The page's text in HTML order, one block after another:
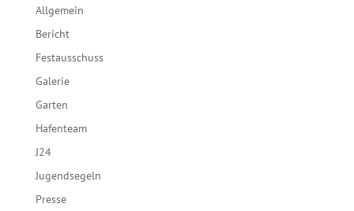
Allgemein
Bericht
Festausschuss
Galerie
Garten
Hafenteam
J24
Jugendsegeln
Presse